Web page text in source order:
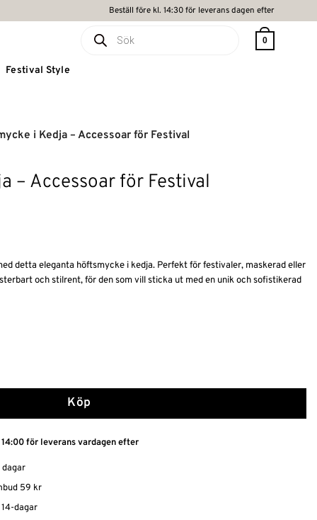
Beställ före kl. 14:30 för leverans dagen efter
0
Festival Style
i Kedja – Accessoar för Festival
– Accessoar för Festival
detta eleganta höftsmycke i kedja. Perfekt för festivaler, maskerad eller
och stilrent, för den som vill sticka ut med en unik och sofistikerad
Köp
för leverans vardagen efter
59 kr
dagar